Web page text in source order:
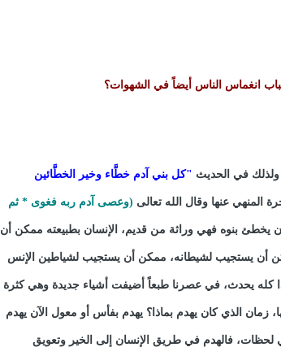
انغماس الناس أيضاً في الشهوات؟
ولذلك في الحديث "كل بني آدم خطَّاء وخير الخطَّائين
المنهي عنها وقال الله تعالى (وعصى آدم ربه فغوى * ثم
يخطئ بنوه فهي وراثة من قديم، الإنسان بطبيعته ممكن أن
أن يستجيب لشيطانه، ممكن أن يستجيب لشياطين الإنس
كله يحدث، في عصرنا طبعاً أضيفت أشياء جديدة وهي كثرة
زمان الذي كان يهدم بماذا؟ يهدم بفأس أو معول الآن يهدم
أسفها في لحظات، فالهدم في طريق الإنسان إلى الخير وتعويق